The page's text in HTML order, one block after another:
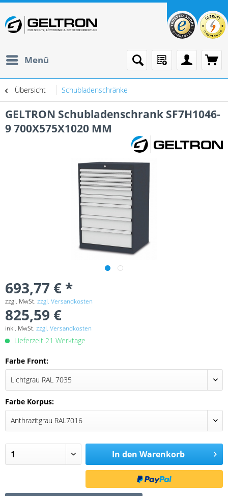
Menü
Übersicht Schubladenschränke
GELTRON Schubladenschrank SF7H1046-
9 700X575X1020 MM
693,77 € *
zzgl. MwSt. zzgl. Versandkosten
825,59 €
inkl. MwSt. zzgl. Versandkosten
Lieferzeit 21 Werktage
Farbe Front:
Farbe Korpus:
In den Warenkorb